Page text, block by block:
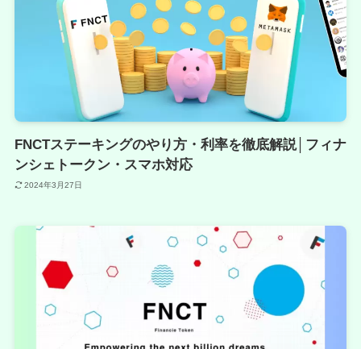
FNCTステーキングのやり方・利率を徹底解説│フィナ
ンシェトークン・スマホ対応
2024年3月27日